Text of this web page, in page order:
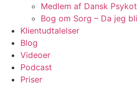
Medlem af Dansk
Bog om Sorg – Da jeg
Klientudtalelser
Blog
Videoer
Podcast
Priser